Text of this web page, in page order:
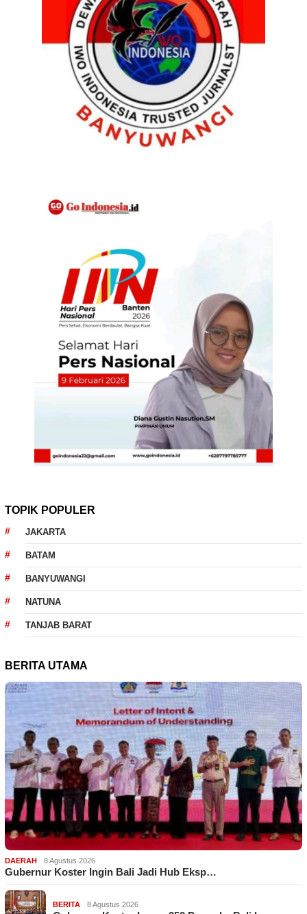
TOPIK POPULER
JAKARTA
BATAM
BANYUWANGI
NATUNA
TANJAB BARAT
BERITA UTAMA
DAERAH 8 Agustus 2026
Gubernur Koster Ingin Bali Jadi Hub Eksp…
BERITA 8 Agustus 2026